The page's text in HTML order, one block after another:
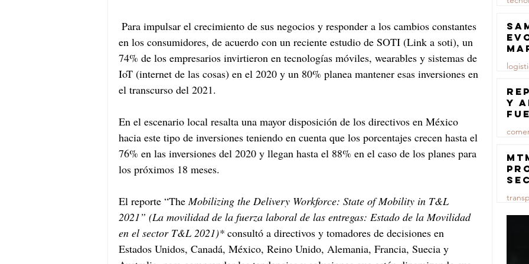
en los consumidores, de acuerdo con un reciente estudio de SOTI (Link a soti), un
74% de los empresarios invirtieron en tecnologías móviles, wearables y sistemas de
IoT (internet de las cosas) en el 2020 y un 80% planea mantener esas inversiones en
el transcurso del 2021.
En el escenario local resalta una mayor disposición de los directivos en México
hacia este tipo de inversiones teniendo en cuenta que los porcentajes crecen hasta el
76% en las inversiones del 2020 y llegan hasta el 88% en el caso de los planes para
los próximos 18 meses.
El reporte “The Mobilizing the Delivery Workforce: State of Mobility in T&L
2021” (La movilidad de la fuerza laboral de las entregas: Estado de la Movilidad
en el sector T&L 2021)* consultó a directivos y tomadores de decisiones en
Estados Unidos, Canadá, México, Reino Unido, Alemania, Francia, Suecia y
23 jul
23 jul
y
23 jul